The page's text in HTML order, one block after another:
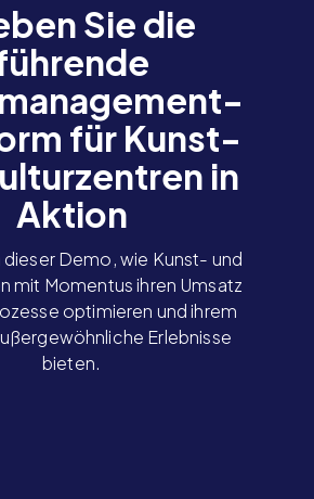
Sie die
für Kunst-
in
Aktion
dieser Demo, wie Kunst- und
mit Momentus ihren Umsatz
optimieren und ihrem
Erlebnisse
bieten.